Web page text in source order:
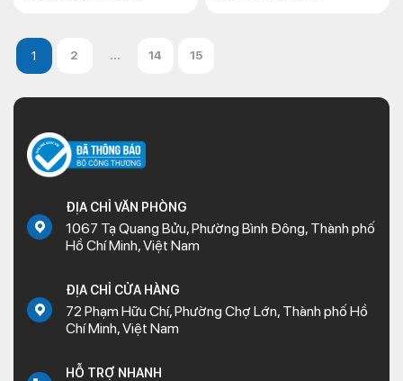
2 ... 14 15
ĐỊA CHỈ VĂN PHÒNG
1067 Tạ Quang Bửu, Phường Bình Đông, Thành phố
Hồ Chí Minh, Việt Nam
ĐỊA CHỈ CỬA HÀNG
72 Phạm Hữu Chí, Phường Chợ Lớn, Thành phố Hồ
Chí Minh, Việt Nam
HỖ TRỢ NHANH